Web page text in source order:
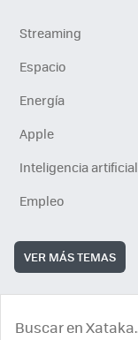
Streaming
Espacio
Energía
Apple
Inteligencia artificial
Empleo
VER MÁS TEMAS